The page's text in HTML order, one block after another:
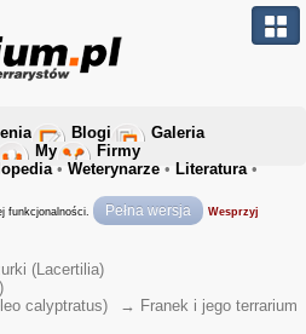
Blogi
Galeria
My
Firmy
• Weterynarze • Literatura•
funkcjonalności. Pełna wersja Wesprzyj
(Lacertilia)
calyptratus) → Franek i jego terrarium